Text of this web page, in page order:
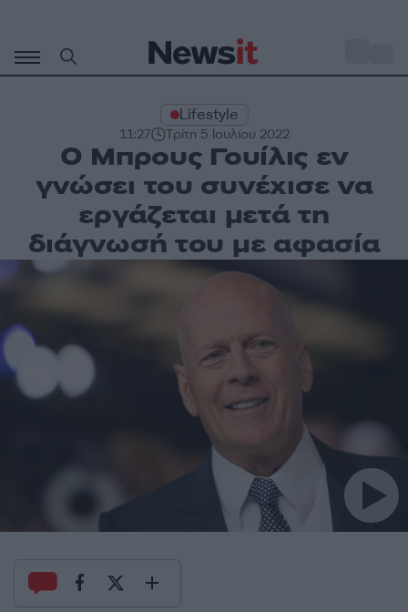
περιεχόμενο
Lifestyle
11:27 Τρίτη 5 Ιουλίου 2022
Ο Μπρους Γουίλις εν
γνώσει του συνέχισε να
εργάζεται μετά τη
διάγνωσή του με αφασία